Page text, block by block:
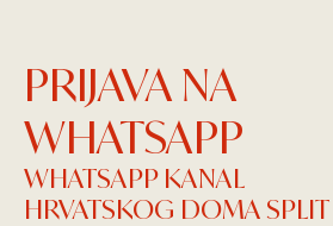
PRIJAVA NA
WHATSAPP
WHATSAPP KANAL
HRVATSKOG DOMA SPLIT